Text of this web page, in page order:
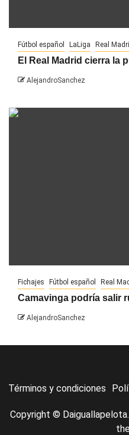
Fútbol español LaLiga Real
El Real Madrid cierra la
AlejandroSanchez
Fichajes Fútbol español Real
Camavinga podría salir
AlejandroSanchez
Términos y condiciones
Copyright ©